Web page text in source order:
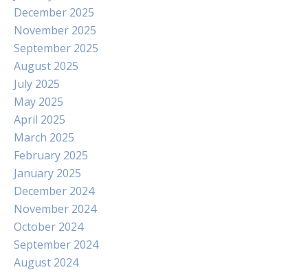
December 2025
November 2025
September 2025
August 2025
July 2025
May 2025
April 2025
March 2025
February 2025
January 2025
December 2024
November 2024
October 2024
September 2024
August 2024